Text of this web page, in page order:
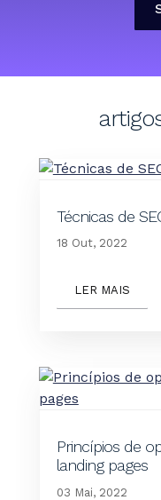
Técnicas de
18 Out, 2022
LER MAIS
Princípios de
landing pages
03 Mai, 2022